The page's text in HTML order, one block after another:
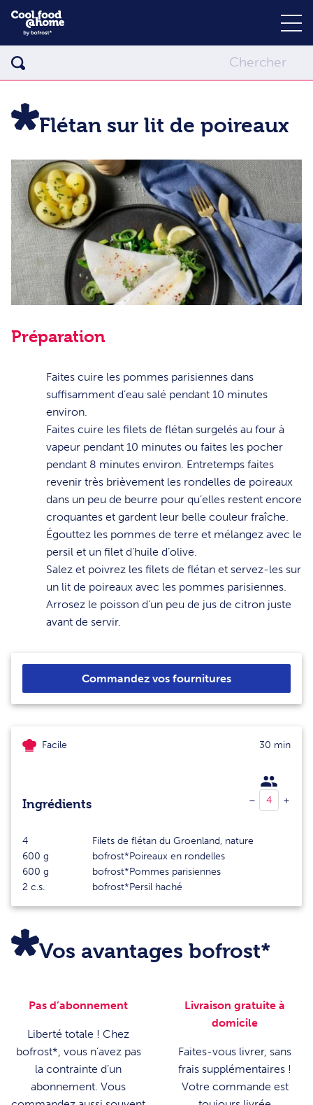
Flétan sur lit de poireaux
Préparation
Faites cuire les pommes parisiennes dans
suffisamment d’eau salé pendant 10 minutes
environ.
Faites cuire les filets de flétan surgelés au four à
vapeur pendant 10 minutes ou faites les pocher
pendant 8 minutes environ. Entretemps faites
revenir très brièvement les rondelles de poireaux
dans un peu de beurre pour qu’elles restent encore
croquantes et gardent leur belle couleur fraîche.
Égouttez les pommes de terre et mélangez avec le
persil et un filet d’huile d’olive.
Salez et poivrez les filets de flétan et servez-les sur
un lit de poireaux avec les pommes parisiennes.
Arrosez le poisson d'un peu de jus de citron juste
avant de servir.
Commandez vos fournitures
Facile 30 min
Ingrédients
4
Filets de flétan du Groenland, nature
600 g
bofrost*Poireaux en rondelles
600 g
bofrost*Pommes parisiennes
2 c.s. bofrost*Persil haché
Vos avantages bofrost*
Pas d’abonnement
Liberté totale ! Chez
bofrost*, vous n’avez pas
la contrainte d’un
abonnement. Vous
Livraison gratuite à
domicile
Faites-vous livrer, sans
frais supplémentaires !
Votre commande est